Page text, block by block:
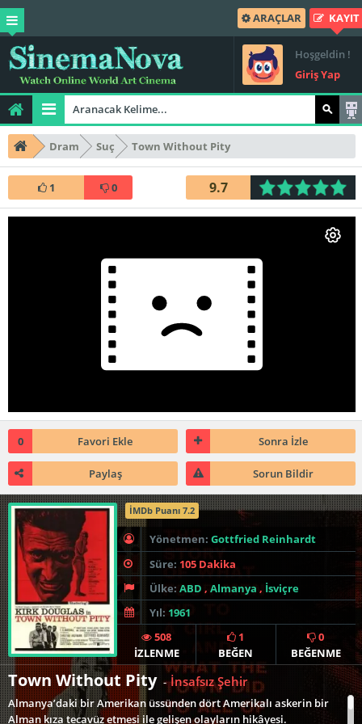
ARAÇLAR KAYIT
Hoşgeldin !
Giriş Yap
Dram Suç Town Without Pity
1 0 9.7
0 Favori Ekle Sonra İzle
Paylaş Sorun Bildir
İMDb Puanı 7.2
Yönetmen: Gottfried Reinhardt
Süre: 105 Dakika
Ülke: ABD , Almanya , İsviçre
Yıl: 1961
508
İZLENME
1
BEĞEN
0
BEĞENME
Town Without Pity - İnsafsız Şehir
Almanya’daki bir Amerikan üssünden dört Amerikalı askerin bir
Alman kıza tecavüz etmesi ile gelişen olayların hikâyesi.